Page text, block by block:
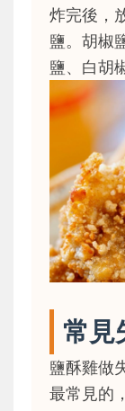
炸完後，
鹽。胡椒
鹽、白胡
常見
鹽酥雞做
最常見的